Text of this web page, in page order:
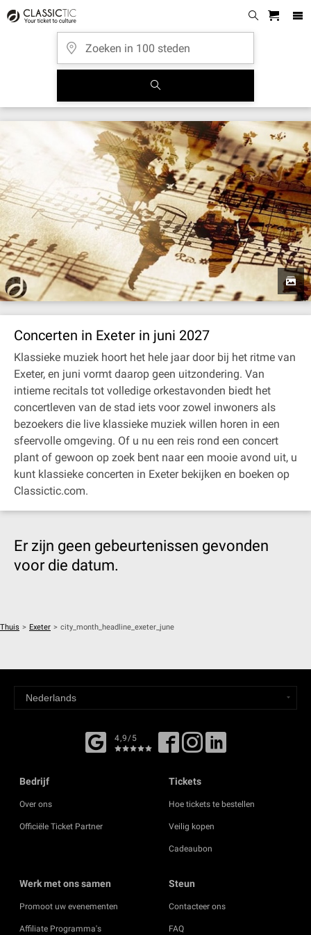
Concerten in Exeter in juni 2027
Klassieke muziek hoort het hele jaar door bij het ritme van
Exeter, en juni vormt daarop geen uitzondering. Van
intieme recitals tot volledige orkestavonden biedt het
concertleven van de stad iets voor zowel inwoners als
bezoekers die live klassieke muziek willen horen in een
sfeervolle omgeving. Of u nu een reis rond een concert
plant of gewoon op zoek bent naar een mooie avond uit, u
kunt klassieke concerten in Exeter bekijken en boeken op
Classictic.com.
Er zijn geen gebeurtenissen gevonden
voor die datum.
Thuis > Exeter > city_month_headline_exeter_june
4,9/5
Bedrijf
Over ons
Officiële Ticket Partner
Tickets
Hoe tickets te bestellen
Veilig kopen
Cadeaubon
Werk met ons samen
Promoot uw evenementen
Affiliate Programma's
Steun
Contacteer ons
FAQ